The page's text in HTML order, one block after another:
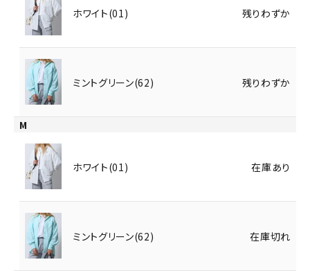
ホワイト(01) 残りわずか
ミントグリーン(62) 残りわずか
M
ホワイト(01) 在庫あり
ミントグリーン(62) 在庫切れ